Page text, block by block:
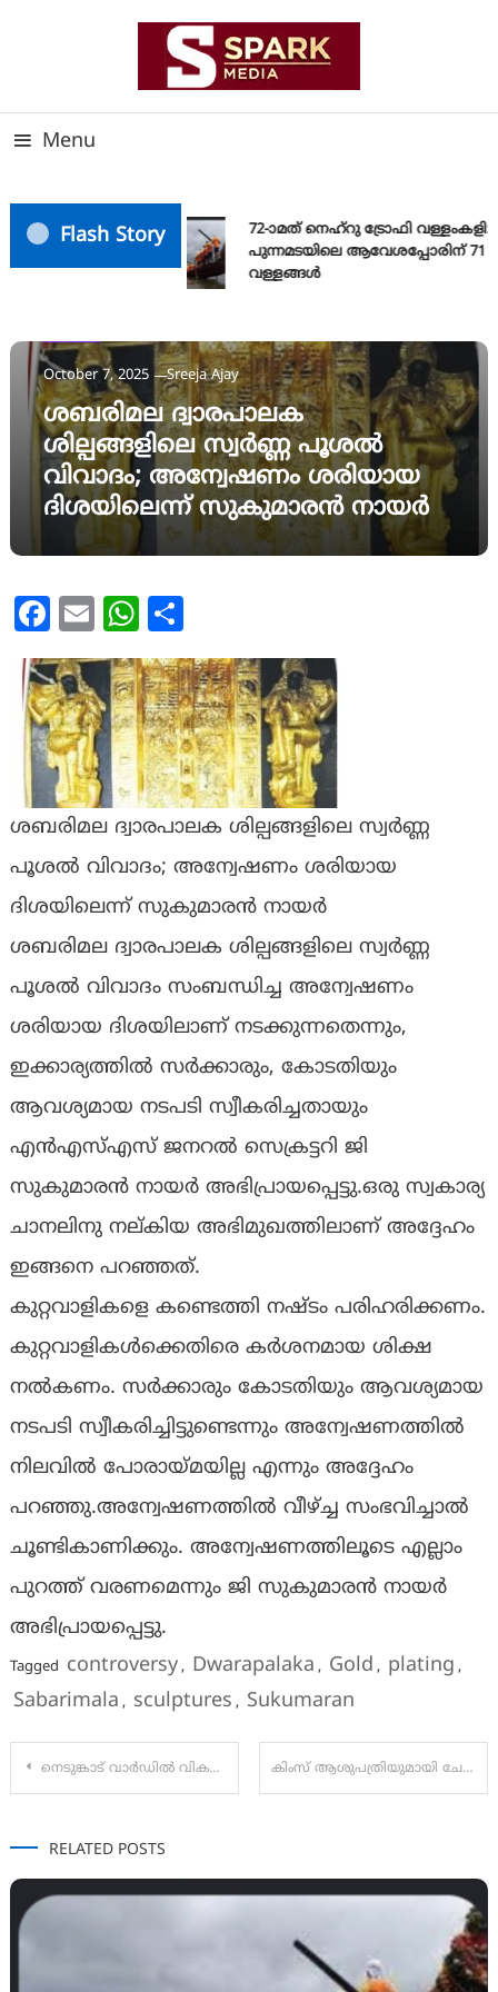
Menu
Flash Story
72-ാമത് നെഹ്‌റു ട്രോഫി വള്ളംകളി:
പുന്നമടയിലെ ആവേശപ്പോരിന് 71
വള്ളങ്ങള്‍
October 7, 2025 Sreeja Ajay
ശബരിമല ദ്വാരപാലക
ശില്പങ്ങളിലെ സ്വര്‍ണ്ണ പൂശല്‍
വിവാദം; അന്വേഷണം ശരിയായ
ദിശയിലെന്ന് സുകുമാരന്‍ നായര്‍
Facebook
Email WhatsApp
ശബരിമല ദ്വാരപാലക ശില്പങ്ങളിലെ സ്വര്‍ണ്ണ
പൂശല്‍ വിവാദം; അന്വേഷണം ശരിയായ
ദിശയിലെന്ന് സുകുമാരന്‍ നായര്‍
ശബരിമല ദ്വാരപാലക ശില്പങ്ങളിലെ സ്വര്‍ണ്ണ
പൂശല്‍ വിവാദം സംബന്ധിച്ച അന്വേഷണം
ശരിയായ ദിശയിലാണ് നടക്കുന്നതെന്നും,
ഇക്കാര്യത്തില്‍ സര്‍ക്കാരും, കോടതിയും
ആവശ്യമായ നടപടി സ്വീകരിച്ചതായും
എന്‍എസ്എസ് ജനറല്‍ സെക്രട്ടറി ജി
സുകുമാരന്‍ നായര്‍ അഭിപ്രായപ്പെട്ടു.ഒരു സ്വകാര്യ
ചാനലിനു നല‍്കിയ അഭിമുഖത്തിലാണ് അദ്ദേഹം
ഇങ്ങനെ പറഞ്ഞത്.
കുറ്റവാളികളെ കണ്ടെത്തി നഷ്ടം പരിഹരിക്കണം.
കുറ്റവാളികള്‍ക്കെതിരെ കര്‍ശനമായ ശിക്ഷ
നല്‍കണം. സര്‍ക്കാരും കോടതിയും ആവശ്യമായ
നടപടി സ്വീകരിച്ചിട്ടുണ്ടെന്നും അന്വേഷണത്തില്‍
നിലവില്‍ പോരായ്മയില്ല എന്നും അദ്ദേഹം
പറഞ്ഞു.അന്വേഷണത്തില്‍ വീഴ്ച്ച സംഭവിച്ചാല്‍
ചൂണ്ടികാണിക്കും. അന്വേഷണത്തിലൂടെ എല്ലാം
പുറത്ത് വരണമെന്നും ജി സുകുമാരന്‍ നായര്‍
അഭിപ്രായപ്പെട്ടു.
Tagged controversy, Dwarapalaka , Gold , plating ,
Sabarimala , sculptures , Sukumaran
Post
നെടുങ്കാട് വാർഡിൽ വികസനത്തിൻ്റെ ശംഖ്നാദം !! കിംസ് ആശുപത്രിയുമായി ചേർന്ന് സ്ത്രീകൾക്കായി സൗജന്യ അർബുദ ബോധവത്കരണ ക്യാമ്പയിനൊരുക്കി തിരുവനന്തപുരം കൊമ്പൻസ്
RELATED POSTS